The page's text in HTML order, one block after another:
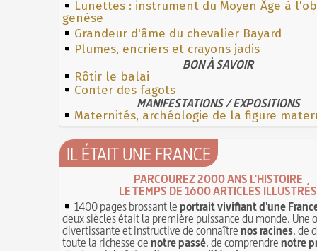
Lunettes : instrument du Moyen Âge à
genèse
Grandeur d'âme du chevalier Bayard
Plumes, encriers et crayons jadis
BON À SAVOIR
Rôtir le balai
Conter des fagots
MANIFESTATIONS / EXPOSITIONS
Maternités, archéologie de la figure
IL ÉTAIT UNE FRANCE
PARCOUREZ 2000 ANS L'HISTOIRE
LE TEMPS DE 1600 ARTICLES ILLUSTRÉS
1400 pages brossant leportrait vivifiant d'une
deux siècles était la première puissance du monde. Une
divertissante et instructive de connaîtrenos racines, de
toute la richesse denotre passé, de comprendrenotre